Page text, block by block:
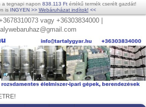
a tegnapi napon 838.113 Ftértékű termék cserélt gazdát!
is INGYEN >> Webáruházat indítok! <<
vagy +36303834000 |